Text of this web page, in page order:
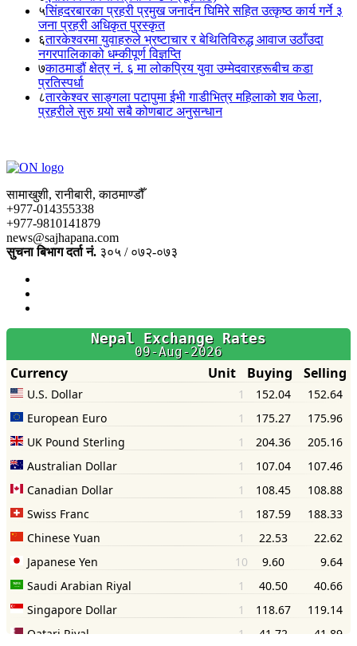
५सिंहदरबारका प्रहरी प्रमुख जनार्दन घिमिरे सहित उत्कृष्ठ कार्य गर्ने ३
जना प्रहरी अधिकृत पुरस्कृत
६तारकेश्वरमा युवाहरुले भ्रष्टाचार र बेथितिविरुद्ध आवाज उठाँउदा
नगरपालिकाको धम्कीपूर्ण विज्ञप्ति
७काठमाडौं क्षेत्र नं. ६ मा लोकप्रिय युवा उम्मेदवारहरूबीच कडा
प्रतिस्पर्धा
८तारकेश्वर साङ्गला पटापुमा ईभी गाडीभित्र महिलाको शव फेला,
प्रहरीले सुरु गर्‍यो सबै कोणबाट अनुसन्धान
सामाखुशी, रानीबारी, काठमाण्डौँ
+977-014355338
+977-9810141879
news@sajhapana.com
सुचना बिभाग दर्ता नं. ३०५ / ०७२-०७३